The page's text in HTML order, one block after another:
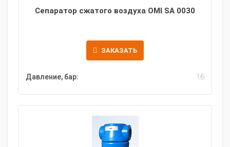
Сепаратор сжатого воздуха OMI SA 0030
ЗАКАЗАТЬ
Давление, бар: 16